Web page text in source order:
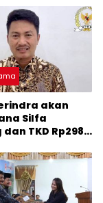
akan
Silfa
TKD Rp298
Pusat dan
Kerjaan